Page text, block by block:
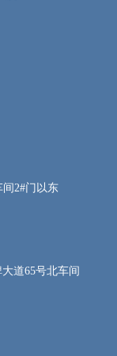
2#门以东
道65号北车间